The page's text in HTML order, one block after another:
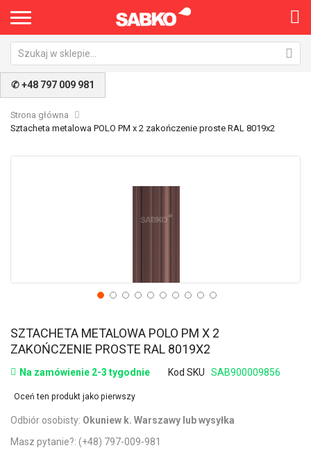
✆ +48 797 009 981
Strona główna
Sztacheta metalowa POLO PM x 2 zakończenie proste RAL 8019x2
SZTACHETA METALOWA POLO PM X 2
ZAKOŃCZENIE PROSTE RAL 8019X2
Na zamówienie 2-3 tygodnie Kod SKU SAB900009856
Oceń ten produkt jako pierwszy
Odbiór osobisty: Okuniew k. Warszawy lub wysyłka
Masz pytanie?: (+48) 797-009-981